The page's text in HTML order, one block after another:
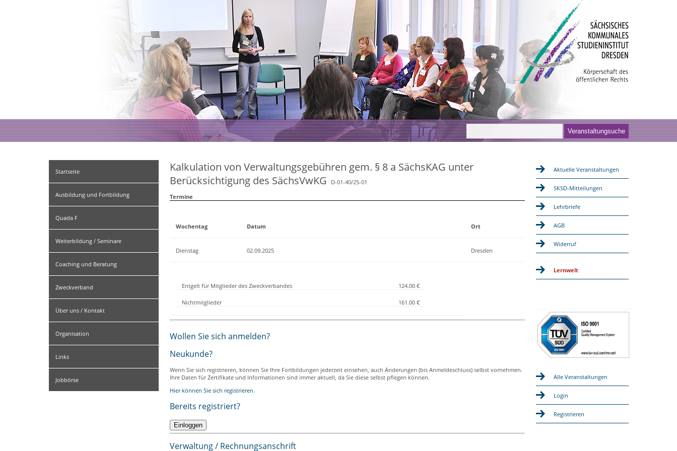
Startseite
Ausbildung und Fortbildung
Quada F
Weiterbildung / Seminare
Coaching und Beratung
Zweckverband
Über uns / Kontakt
Organisation
Links
Jobbörse
Kalkulation von Verwaltungsgebühren gem. § 8 a SächsKAG unter
Berücksichtigung des SächsVwKG
D-01-40/25-01
Termine
Wochentag Datum Ort
Dienstag 02.09.2025 Dresden
Entgelt für Mitglieder des Zweckverbandes 124.00 €
Nichtmitglieder 161.00 €
Wollen Sie sich anmelden?
Neukunde?
Wenn Sie sich registrieren, können Sie Ihre Fortbildungen jederzeit einsehen, auch Änderungen (bis Anmeldeschluss) selbst vornehmen.
Ihre Daten für Zertifikate und Informationen sind immer aktuell, da Sie diese selbst pflegen können.
Hier können Sie sich registrieren.
Bereits registriert?
Verwaltung / Rechnungsanschrift
Aktuelle Veranstaltungen
SKSD-Mitteilungen
Lehrbriefe
AGB
Widerruf
Lernwelt
Alle Veranstaltungen
Login
Registrieren